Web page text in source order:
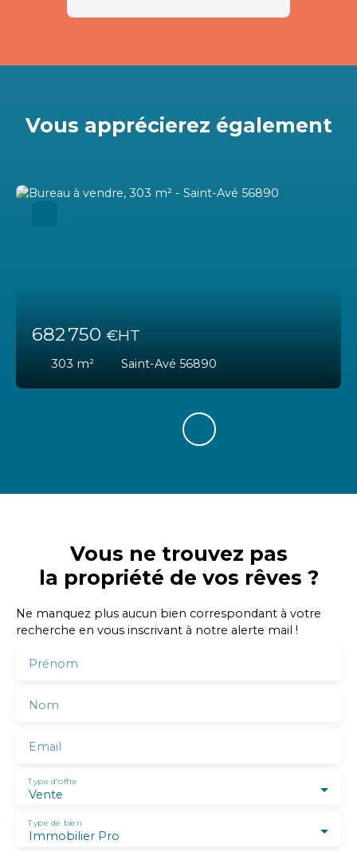
Vous apprécierez également
682 750 €HT
303 m² Saint-Avé 56890
Vous ne trouvez pas
la propriété de vos rêves ?
Ne manquez plus aucun bien correspondant à votre
recherche en vous inscrivant à notre alerte mail !
Prénom
Nom
Email
Vente
Type d'offre
Immobilier Pro
Type de bien